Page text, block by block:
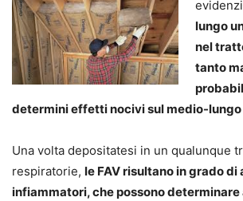
lungo
nel
tanto
determini effetti nocivi sul medio-
Una volta depositatesi in un qualunque
respiratorie, le FAV risultano in grado
infiammatori, che possono